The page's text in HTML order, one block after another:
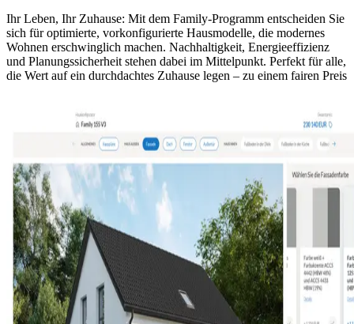
Ihr Leben, Ihr Zuhause: Mit dem Family-Programm entscheiden Sie
sich für optimierte, vorkonfigurierte Hausmodelle, die modernes
Wohnen erschwinglich machen. Nachhaltigkeit, Energieeffizienz
und Planungssicherheit stehen dabei im Mittelpunkt. Perfekt für alle,
die Wert auf ein durchdachtes Zuhause legen – zu einem fairen Preis